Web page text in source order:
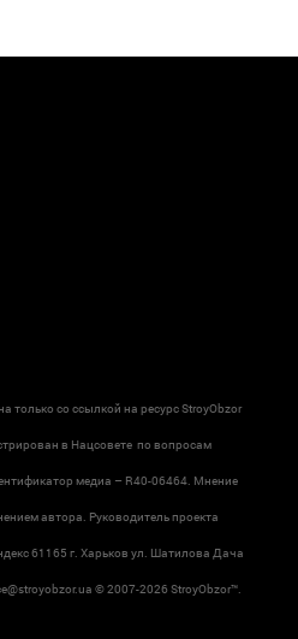
только со ссылкой на ресурс StroyObzor
в Нацсовете по вопросам
медиа – R40-06464. Мнение
автора. Руководитель проекта
61165 г. Харьков ул. Шатилова Дача
© 2007-2026 StroyObzor™.